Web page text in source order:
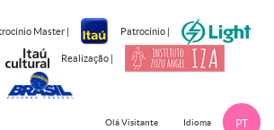
Master | Patrocínio |
Realização |
Olá Visitante Idioma PT